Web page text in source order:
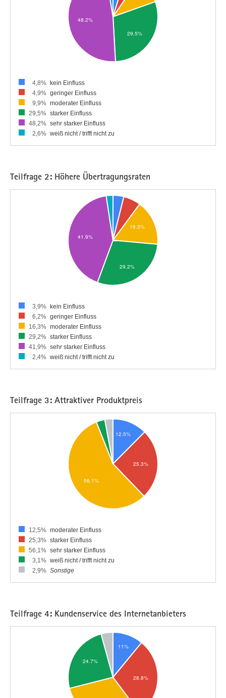
4,8%
kein Einfluss
4,9% geringer Einfluss
9,9% moderater Einfluss
29,5% starker Einfluss
48,2% sehr starker Einfluss
2,6% weiß nicht / trifft nicht zu
Teilfrage 2: Höhere Übertragungsraten
3,9%
kein Einfluss
6,2% geringer Einfluss
16,3% moderater Einfluss
29,2% starker Einfluss
41,9% sehr starker Einfluss
2,4% weiß nicht / trifft nicht zu
Teilfrage 3: Attraktiver Produktpreis
12,5% moderater Einfluss
25,3% starker Einfluss
56,1% sehr starker Einfluss
3,1% weiß nicht / trifft nicht zu
2,9% Sonstige
Teilfrage 4: Kundenservice des Internetanbieters